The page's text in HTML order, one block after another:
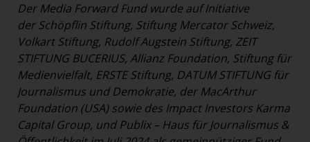
Der Media Forward Fund wurde auf Initiative
der Schöpflin Stiftung, Stiftung Mercator Schweiz,
Volkart Stiftung, Rudolf Augstein Stiftung, ZEIT
STIFTUNG BUCERIUS, Allianz Foundation, Stiftung für
Medienvielfalt, ERSTE Stiftung, DATUM STIFTUNG für
Journalismus und Demokratie, der MacArthur
Foundation (USA) sowie des Impact Investors Karma
Capital Group, und Publix – Haus für Journalismus &